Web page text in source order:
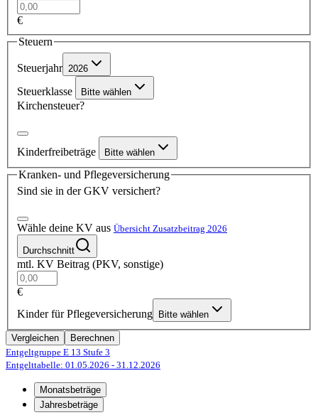
€
Steuern
Steuerjahr 2026
Steuerklasse Bitte wählen
Kirchensteuer?
Kinderfreibeträge Bitte wählen
Kranken- und Pflegeversicherung
Sind sie in der GKV versichert?
Wähle deine KV aus Übersicht Zusatzbeitrag 2026
Durchschnitt
mtl. KV Beitrag (PKV, sonstige)
€
Kinder für Pflegeversicherung
Bitte wählen
Vergleichen
Berechnen
Entgeltgruppe E 13 Stufe 3
Entgelttabelle: 01.05.2026 - 31.12.2026
Monatsbeträge
Jahresbeträge